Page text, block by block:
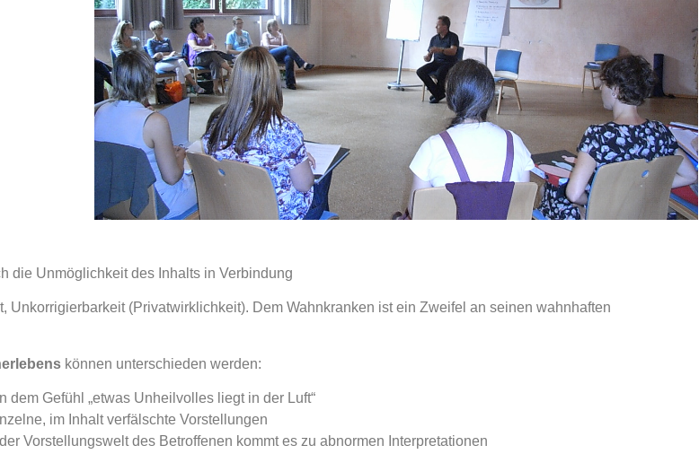
die Unmöglichkeit des Inhalts in Verbindung
Unkorrigierbarkeit (Privatwirklichkeit). Dem Wahnkranken ist ein Zweifel an seinen wahnhaften
können unterschieden werden:
Gefühl „etwas Unheilvolles liegt in der Luft“
im Inhalt verfälschte Vorstellungen
Vorstellungswelt des Betroffenen kommt es zu abnormen Interpretationen